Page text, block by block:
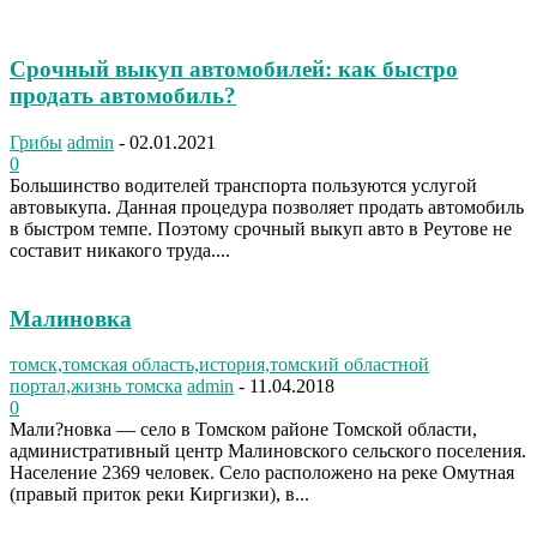
Срочный выкуп автомобилей: как быстро
продать автомобиль?
Грибы admin - 02.01.2021
0
Большинство водителей транспорта пользуются услугой
автовыкупа. Данная процедура позволяет продать автомобиль
в быстром темпе. Поэтому срочный выкуп авто в Реутове не
составит никакого труда....
Малиновка
томск,томская область,история,томский областной
портал,жизнь томска admin - 11.04.2018
0
Мали?новка — село в Томском районе Томской области,
административный центр Малиновского сельского поселения.
Население 2369 человек. Село расположено на реке Омутная
(правый приток реки Киргизки), в...